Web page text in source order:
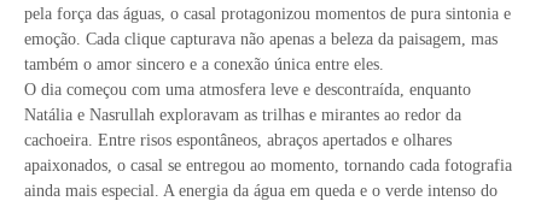
pela força das águas, o casal protagonizou momentos de pura sintonia e
emoção. Cada clique capturava não apenas a beleza da paisagem, mas
também o amor sincero e a conexão única entre eles.
O dia começou com uma atmosfera leve e descontraída, enquanto
Natália e Nasrullah exploravam as trilhas e mirantes ao redor da
cachoeira. Entre risos espontâneos, abraços apertados e olhares
apaixonados, o casal se entregou ao momento, tornando cada fotografia
ainda mais especial. A energia da água em queda e o verde intenso do